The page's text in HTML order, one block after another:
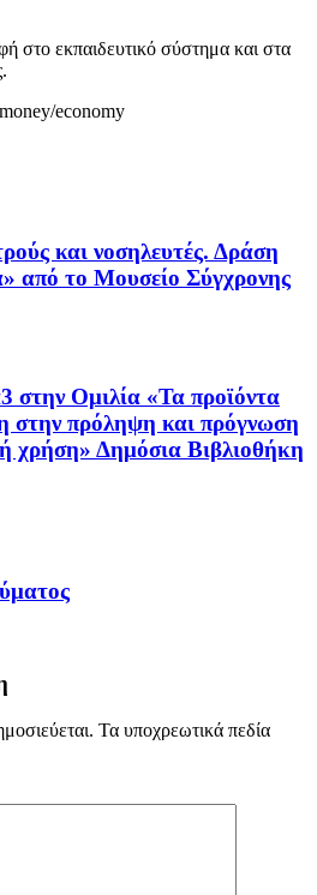
στο εκπαιδευτικό σύστημα και στα
economy
και νοσηλευτές. Δράση
από το Μουσείο Σύγχρονης
στην Ομιλία «Τα προϊόντα
στην πρόληψη και πρόγνωση
χρήση» Δημόσια Βιβλιοθήκη
Τα υποχρεωτικά πεδία